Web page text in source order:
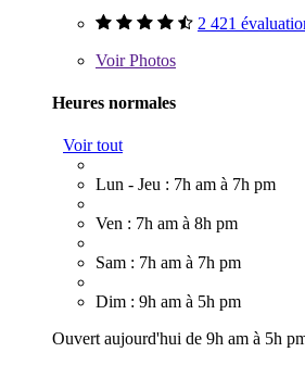
2 421
VoirPhotos
Heures normales
Voir tout
Lun - Jeu : 7h am à 7h pm
Ven : 7h am à 8h pm
Sam : 7h am à 7h pm
Dim : 9h am à 5h pm
Ouvert aujourd'hui de 9h am à 5h